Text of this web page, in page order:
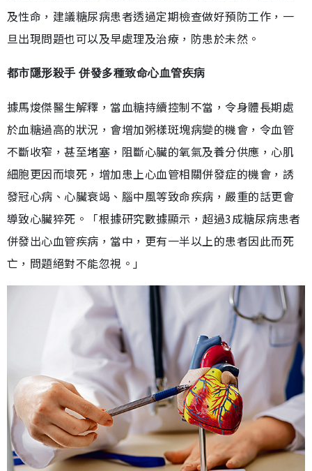
及性命，建議糖尿病患者透過定期檢查做好預防工作，一
旦出現問題也可以及早處理及治療，防患於未然。
都市隱形殺手 併發多種致命心血管疾病
據馬焌傑醫生解釋，當血糖持續控制不當，令身體長期處
於血糖過高的狀況，會增加粥樣斑塊病變的機會，令血管
不斷收窄，甚至堵塞，阻斷心臟的氧氣及養分供應，心肌
細胞更因而壞死，增加患上心血管相關併發症的機會，誘
發冠心病、心臟衰竭、腦中風等致命疾病，嚴重的話更會
導致心臟猝死。「根據研究數據顯示，超過3成糖尿病患者
併發出心血管疾病，當中，更有一半以上的患者因此而死
亡，問題絕對不能忽視。」